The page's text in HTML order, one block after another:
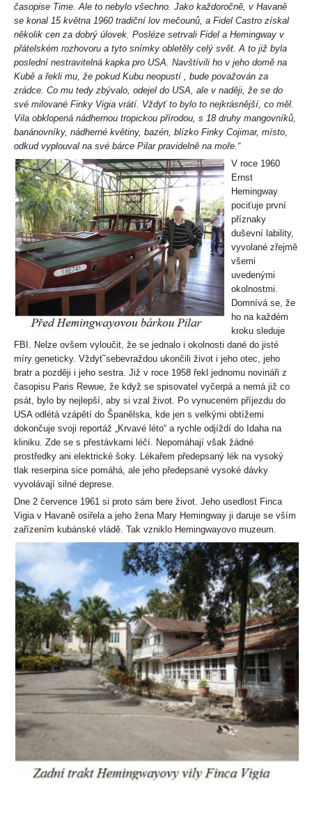
časopise Time. Ale to nebylo všechno. Jako každoročně, v Havaně
se konal 15 května 1960 tradiční lov mečounů, a Fidel Castro získal
několik cen za dobrý úlovek. Posléze setrvali Fidel a Hemingway v
přátelském rozhovoru a tyto snímky obletěly celý svět. A to již byla
poslední nestravitelná kapka pro USA. Navštívili ho v jeho domě na
Kubě a řekli mu, že pokud Kubu neopustí , bude považován za
zrádce. Co mu tedy zbývalo, odejel do USA, ale v naději, že se do
své milované Finky Vigia vrátí. Vždyť to bylo to nejkrásnější, co měl.
Vila obklopená nádhernou tropickou přírodou, s 18 druhy mangovníků,
banánovníky, nádherné květiny, bazén, blízko Finky Cojimar, místo,
odkud vyplouval na své bárce Pilar pravidelně na moře.“
V roce 1960
Ernst
Hemingway
pociťuje první
příznaky
duševní lability,
vyvolané zřejmě
všemi
uvedenými
okolnostmi.
Domnívá se, že
ho na každém
kroku sleduje
FBI. Nelze ovšem vyloučit, že se jednalo i okolnosti dané do jisté
míry geneticky. Vždyťˇsebevraždou ukončili život i jeho otec, jeho
bratr a později i jeho sestra. Již v roce 1958 řekl jednomu novináři z
časopisu Paris Rewue, že když se spisovatel vyčerpá a nemá již co
psát, bylo by nejlepší, aby si vzal život. Po vynuceném příjezdu do
USA odlétá vzápětí do Španělska, kde jen s velkými obtížemi
dokončuje svoji reportáž „Krvavé léto“ a rychle odjíždí do Idaha na
kliniku. Zde se s přestávkami léčí. Nepomáhají však žádné
prostředky ani elektrické šoky. Lékařem předepsaný lék na vysoký
tlak reserpina sice pomáhá, ale jeho předepsané vysoké dávky
vyvolávají silné deprese.
Dne 2 července 1961 si proto sám bere život. Jeho usedlost Finca
Vigia v Havaně osiřela a jeho žena Mary Hemingway ji daruje se vším
zařízením kubánské vládě. Tak vzniklo Hemingwayovo muzeum.